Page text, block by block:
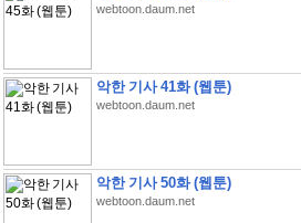
webtoon.daum.net
악한 기사 41화 (웹툰)
webtoon.daum.net
악한 기사 50화 (웹툰)
webtoon.daum.net